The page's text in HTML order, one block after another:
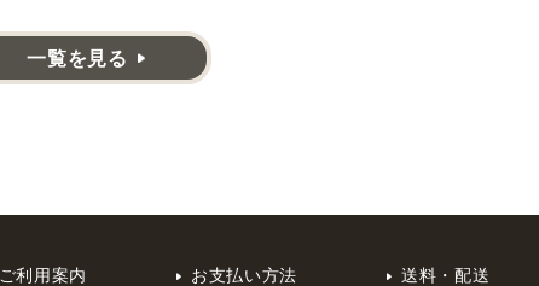
一覧を見る
ご利用案内 お支払い方法 送料・配送